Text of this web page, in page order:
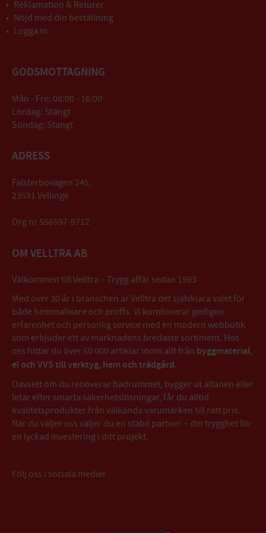
Reklamation & Returer
Nöjd med din beställning
Logga in
GODSMOTTAGNING
Mån - Fre: 08:00 - 16:00
Lördag: Stängt
Söndag: Stängt
ADRESS
Falsterbovägen 245,
23591 Vellinge
Org nr 556597-9712
OM VELLTRA AB
Välkommen till Velltra – Trygg affär sedan 1993
Med över 30 år i branschen är Velltra det självklara valet för
både hemmafixare och proffs. Vi kombinerar gedigen
erfarenhet och personlig service med en modern webbutik
som erbjuder ett av marknadens bredaste sortiment. Hos
oss hittar du över 60 000 artiklar inom allt från byggmaterial,
el och VVS till verktyg, hem och trädgård.
Oavsett om du renoverar badrummet, bygger ut altanen eller
letar efter smarta säkerhetslösningar, får du alltid
kvalitetsprodukter från välkända varumärken till rätt pris.
När du väljer oss väljer du en stabil partner – din trygghet för
en lyckad investering i ditt projekt.
Följ oss i sociala medier